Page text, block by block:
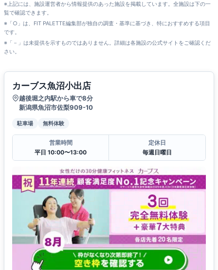
※上記には、施設運営者から情報提供のあった施設を掲載しています。全施設は下の一
覧で確認できます。
※「○」は、FIT PALETTE編集部が独自の調査・基準に基づき、特におすすめする項目
です。
※「－」は未提供を示すものではありません。詳細は各施設の公式サイトをご確認くだ
さい。
カーブス魚沼小出店
越後堀之内駅から車で8分
新潟県魚沼市佐梨909-10
駐車場 無料体験
営業時間
平日 10:00〜13:00
定休日
毎週日曜日